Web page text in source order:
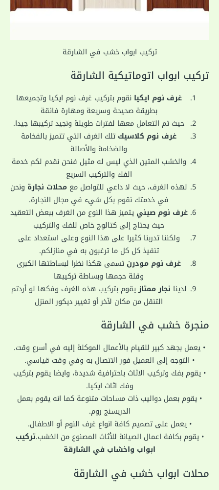
تركيب ابواب خشب في الشارقة
تركيب ابواب اتوماتيكية الشارقة
غرف نوم ايكيانقوم بتركيب غرف نوم ايكيا وتجميعها
بطريقة صحيحة وسريعة ومهارة فائقة
حيث تم التعامل معها لفترات طويلة ونجيد تركيبها جيدا.
غرف نوم كلاسيك تلك الغرف التي تتميز بالفخامة
والضخامة والأصالة
والخشب المتين الذي ليس له مثيل فنحن نقدم لكم خدمة
الفك والتركيب السريع
لهذه الغرف، حيث لا داعي للتواصل مع محلات نجارة ونحن
في خدمتك نقوم بكل شيء في مجال النجارة.
غرف نوم صينييتميز هذا النوع من الغرف ببعض التعقيد
حيث يحتاج إلى كتالوج خاص للفك والتركيب
ولكننا تدربنا كثيرا على هذا النوع وعلى استعداد على
تنفيذ كل كل ما ترغبون به في منازلكم.
غرف نوم مودرن تسمى هكذا نظرا لبساطتها الكبرى
وقلة حجمها وبساطة تركيبها
لدينا نجار ممتازيقوم بتركيب هذه الغرف وفكها لو أردتم
التنقل من مكان لآخر أو تغيير ديكور المنزل
منجرة خشب في الشارقة
• يعمل بجهد كبير للقيام بالأعمال الموكلة إليه في أسرع وقت.
• التوجه إلى العميل فور الاتصال به وفي وقت قياسي.
• يقوم بفك وتركيب الاثاث باحترافية شديدة، وايضا يقوم بتركيب
وفك اثاث ايكيا.
• يقوم بعمل دواليب ذات مساحات متنوعة كما انه يقوم بعمل
الدريسنج روم.
• يعمل على تصميم كافة انواع غرف النوم أو الاطفال.
• يقوم بكافة اعمال الصيانة للأثاث المصنوع من الخشب.تركيب
ابواب واخشاب في الشارقة
محلات ابواب خشب في الشارقة